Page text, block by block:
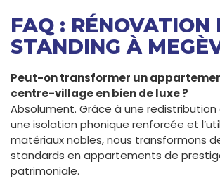
FAQ : RÉNOVATION
STANDING À
Peut-on transformer un
centre-village en bien de luxe ?
Absolument. Grâce à une redistribution
une isolation phonique renforcée et
matériaux nobles, nous transformons
standards en appartements de
patrimoniale.